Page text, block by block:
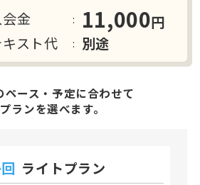
金 11,000円
スト代
別途
ペース・予定に合わせて
ランを選べます。
回 ライトプラン